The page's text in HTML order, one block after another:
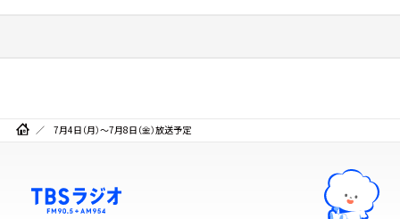
7月4日（月）～7月8日（金）放送予定